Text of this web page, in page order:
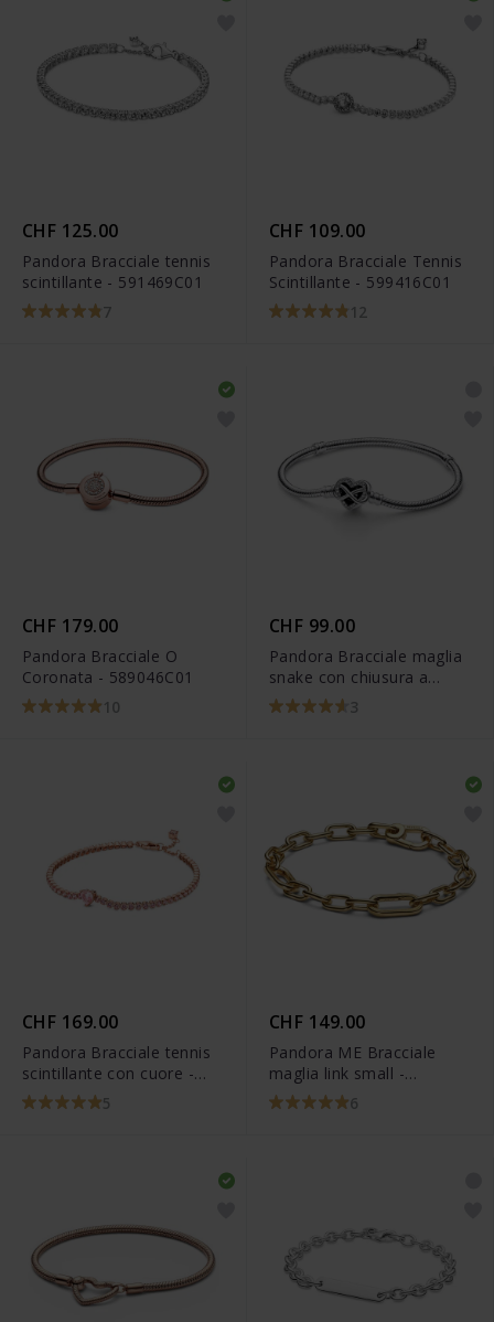
CHF 125.00
Pandora Bracciale tennis
scintillante - 591469C01
7
CHF 109.00
Pandora Bracciale Tennis
Scintillante - 599416C01
12
CHF 179.00
Pandora Bracciale O
Coronata - 589046C01
10
CHF 99.00
Pandora Bracciale maglia
snake con chiusura a
cuore Infinito scintillante -
592645C01
3
CHF 169.00
Pandora Bracciale tennis
scintillante con cuore -
580041C015
CHF 149.00
Pandora ME Bracciale
maglia link small -
569662C00 6